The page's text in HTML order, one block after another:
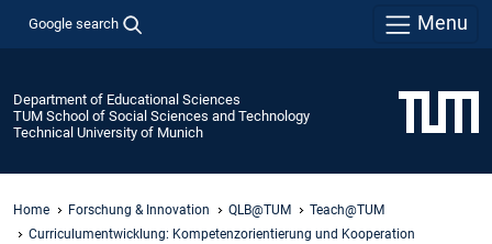
Google search Menu
Department of Educational Sciences
TUM School of Social Sciences and Technology
Technical University of Munich
Home Forschung & Innovation QLB@TUM
Teach@TUM
Curriculumentwicklung: Kompetenzorientierung und Kooperation